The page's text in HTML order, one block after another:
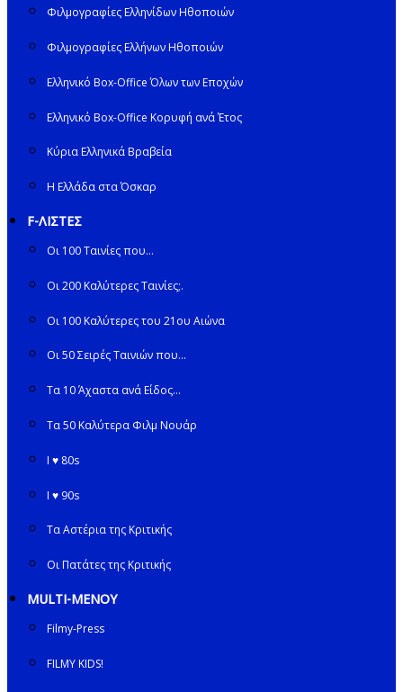
Φιλμογραφίες Ελληνίδων Ηθοποιών
Φιλμογραφίες Ελλήνων Ηθοποιών
Ελληνικό Box-Office Όλων των Εποχών
Ελληνικό Box-Office Κορυφή ανά Έτος
Κύρια Ελληνικά Βραβεία
Η Ελλάδα στα Όσκαρ
F-ΛΙΣΤΕΣ
Οι 100 Ταινίες που…
Οι 200 Καλύτερες Ταινίες;.
Οι 100 Καλύτερες του 21ου Αιώνα
Οι 50 Σειρές Ταινιών που…
Τα 10 Άχαστα ανά Είδος…
Τα 50 Καλύτερα Φιλμ Νουάρ
I ♥ 80s
I ♥ 90s
Τα Αστέρια της Κριτικής
Οι Πατάτες της Κριτικής
MULTI-ΜΕΝΟΥ
Filmy-Press
FILMY KIDS!